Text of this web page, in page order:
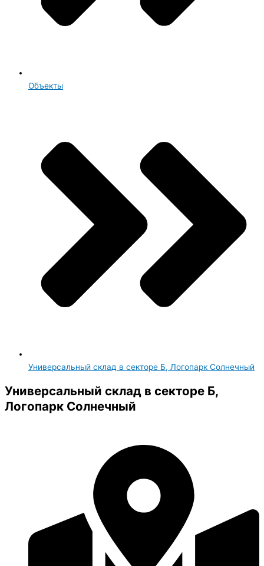
Объекты
Универсальный склад в секторе Б, Логопарк Солнечный
Универсальный склад в секторе Б,
Логопарк Солнечный